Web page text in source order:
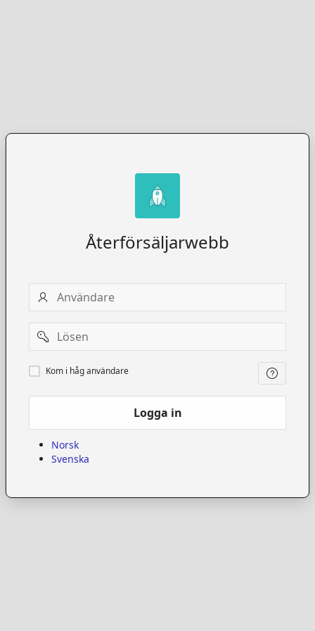
Återförsäljarwebb
Användare
Password
Kom
i
Kom i håg användare
Logga in
Norsk
Svenska